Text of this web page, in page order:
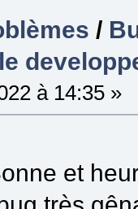
/
à 14:35 »
et